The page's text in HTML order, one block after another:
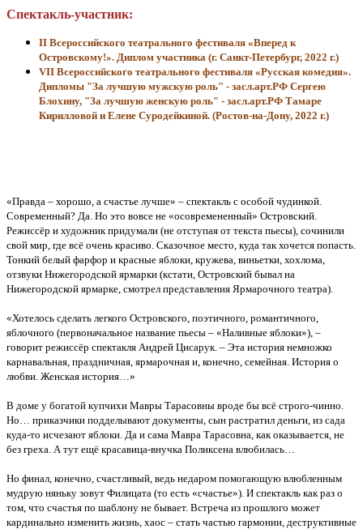
Спектакль-участник:
II Всероссийского театрального фестиваля «Вперед к
Островскому!». Диплом участника (г. Санкт-Петербург, 2022 г.)
VII Всероссийского театрального фестиваля «Русская комедия».
Дипломы "За лучшую мужскую роль" - засл.арт.РФ Сергею
Блохину, "За лучшую женскую роль" - засл.арт.РФ Тамаре
Кирилловой и Елене Суродейкиной. (Ростов-на-Дону, 2022 г.)
«Правда – хорошо, а счастье лучше» – спектакль с особой чудинкой.
Современный? Да. Но это вовсе не «осовремененный» Островский.
Режиссёр и художник придумали (не отступая от текста пьесы), сочинили
свой мир, где всё очень красиво. Сказочное место, куда так хочется попасть.
Тонкий белый фарфор и красные яблоки, кружева, виньетки, хохлома,
отзвуки Нижегородской ярмарки (кстати, Островский бывал на
Нижегородской ярмарке, смотрел представления Ярмарочного театра).
«Хотелось сделать легкого Островского, поэтичного, романтичного,
яблочного (первоначальное название пьесы – «Наливные яблоки»), –
говорит режиссёр спектакля Андрей Цисарук. – Эта история немножко
карнавальная, праздничная, ярмарочная и, конечно, семейная. История о
любви. Женская история…»
В доме у богатой купчихи Мавры Тарасовны вроде бы всё строго-чинно.
Но… приказчики подделывают документы, сын растратил деньги, из сада
куда-то исчезают яблоки. Да и сама Мавра Тарасовна, как оказывается, не
без греха. А тут ещё красавица-внучка Поликсена влюбилась…
Но финал, конечно, счастливый, ведь недаром помогающую влюбленным
мудрую няньку зовут Филицата (то есть «счастье»). И спектакль как раз о
том, что счастья по шаблону не бывает. Встреча из прошлого может
кардинально изменить жизнь, хаос – стать частью гармонии, деструктивные